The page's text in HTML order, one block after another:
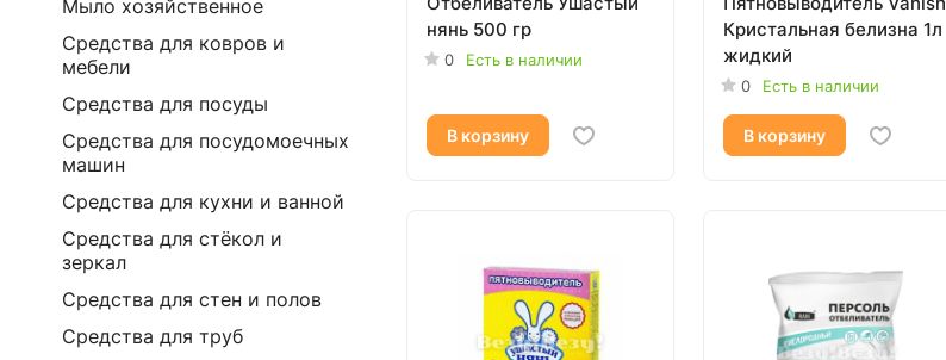
нянь 500 гр
0 Есть в наличии
В корзину
Кристальная белизна 1л
жидкий
0 Есть в наличии
В корзину
Мыло хозяйственное
Средства для ковров и
мебели
Средства для посуды
Средства для посудомоечных
машин
Средства для кухни и ванной
Средства для стёкол и
зеркал
Средства для стен и полов
Средства для труб